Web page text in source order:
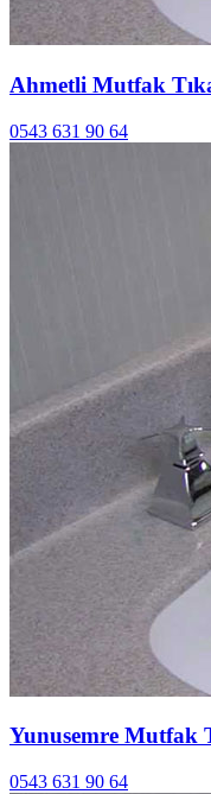
Ahmetli Mutfak
0543 631 90 64
Yunusemre Mutfak
0543 631 90 64